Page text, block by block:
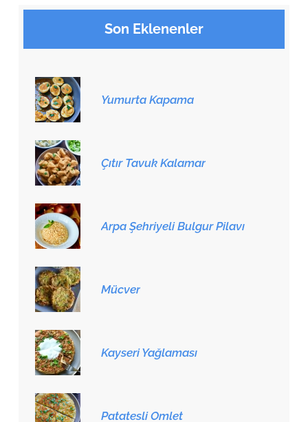
Son Eklenenler
Yumurta Kapama
Çıtır Tavuk Kalamar
Arpa Şehriyeli Bulgur Pilavı
Mücver
Kayseri Yağlaması
Patatesli Omlet